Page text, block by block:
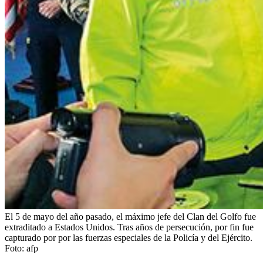
El 5 de mayo del año pasado, el máximo jefe del Clan del Golfo fue
extraditado a Estados Unidos. Tras años de persecución, por fin fue
capturado por por las fuerzas especiales de la Policía y del Ejército.
Foto: afp